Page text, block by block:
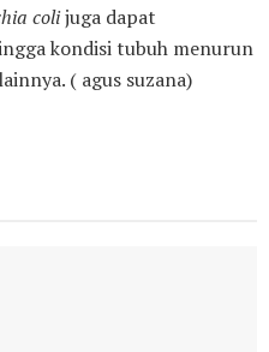
colijuga dapat
kondisi tubuh menurun
( agus suzana)